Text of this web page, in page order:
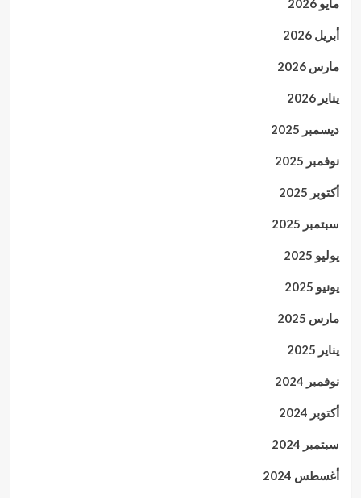
مايو 2026
أبريل 2026
مارس 2026
يناير 2026
ديسمبر 2025
نوفمبر 2025
أكتوبر 2025
سبتمبر 2025
يوليو 2025
يونيو 2025
مارس 2025
يناير 2025
نوفمبر 2024
أكتوبر 2024
سبتمبر 2024
أغسطس 2024